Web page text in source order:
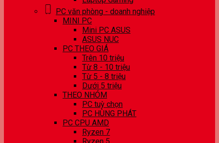
PC văn phòng - doanh nghiệp
MINI PC
Mini PC ASUS
ASUS NUC
PC THEO GIÁ
Trên 10 triệu
Từ 8 - 10 triệu
Từ 5 - 8 triệu
Dưới 5 triệu
THEO NHÓM
PC tuỳ chọn
PC HÙNG PHÁT
PC CPU AMD
Ryzen 7